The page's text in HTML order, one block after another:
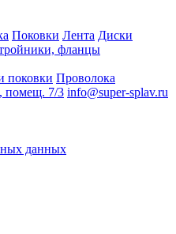
Поковки Лента Диски
фланцы
поковки Проволока
помещ. 7/3 info@super-splav.ru
данных